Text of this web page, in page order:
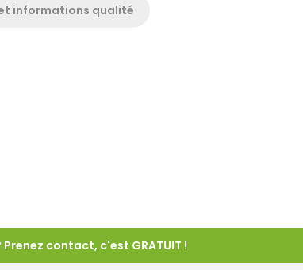
informations qualité
Prenez contact, c'est GRATUIT !